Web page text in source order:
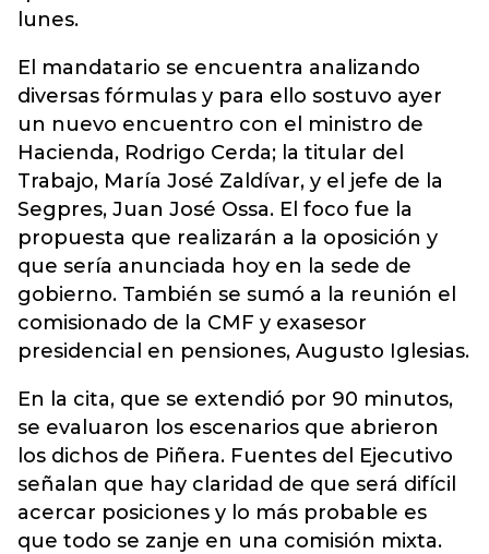
lunes.
El mandatario se encuentra analizando
diversas fórmulas y para ello sostuvo ayer
un nuevo encuentro con el ministro de
Hacienda, Rodrigo Cerda; la titular del
Trabajo, María José Zaldívar, y el jefe de la
Segpres, Juan José Ossa. El foco fue la
propuesta que realizarán a la oposición y
que sería anunciada hoy en la sede de
gobierno. También se sumó a la reunión el
comisionado de la CMF y exasesor
presidencial en pensiones, Augusto Iglesias.
En la cita, que se extendió por 90 minutos,
se evaluaron los escenarios que abrieron
los dichos de Piñera. Fuentes del Ejecutivo
señalan que hay claridad de que será difícil
acercar posiciones y lo más probable es
que todo se zanje en una comisión mixta.